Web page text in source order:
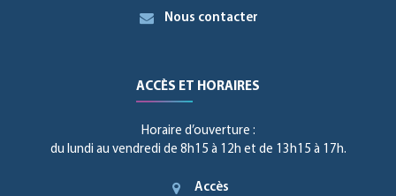
Nous contacter
ACCÈS ET HORAIRES
Horaire d’ouverture :
du lundi au vendredi de 8h15 à 12h et de 13h15 à 17h.
Accès